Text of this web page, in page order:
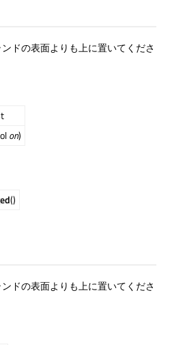
ドの表面よりも上に置いてくださ
on)
()
ドの表面よりも上に置いてくださ